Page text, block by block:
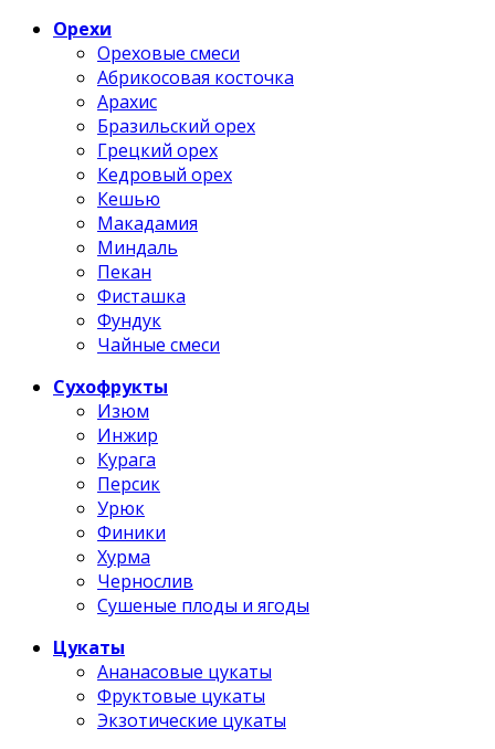
Орехи
Ореховые смеси
Абрикосовая косточка
Арахис
Бразильский орех
Грецкий орех
Кедровый орех
Кешью
Макадамия
Миндаль
Пекан
Фисташка
Фундук
Чайные смеси
Сухофрукты
Изюм
Инжир
Курага
Персик
Урюк
Финики
Хурма
Чернослив
Сушеные плоды и ягоды
Цукаты
Ананасовые цукаты
Фруктовые цукаты
Экзотические цукаты